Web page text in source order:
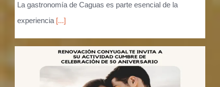
La gastronomía de Caguas es parte esencial de la
experiencia[...]